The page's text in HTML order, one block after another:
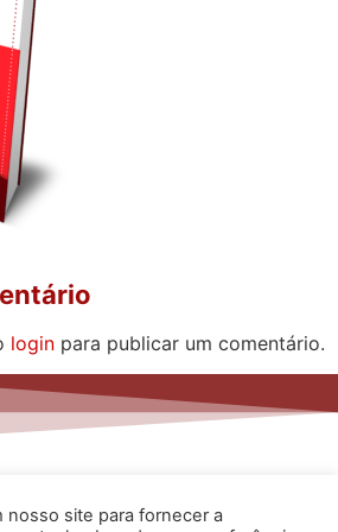
login para publicar um comentário.
nosso site para fornecer a